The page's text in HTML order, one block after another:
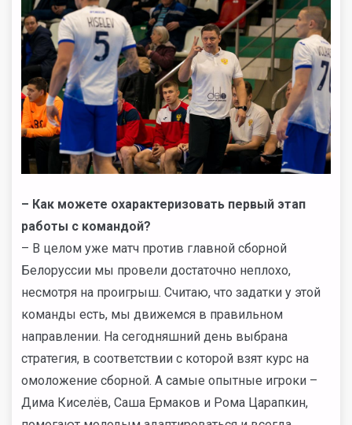
– Как можете охарактеризовать первый этап
работы с командой?
– В целом уже матч против главной сборной
Белоруссии мы провели достаточно неплохо,
несмотря на проигрыш. Считаю, что задатки у этой
команды есть, мы движемся в правильном
направлении. На сегодняшний день выбрана
стратегия, в соответствии с которой взят курс на
омоложение сборной. А самые опытные игроки –
Дима Киселёв, Саша Ермаков и Рома Царапкин,